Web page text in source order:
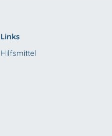
Links
Hilfsmittel